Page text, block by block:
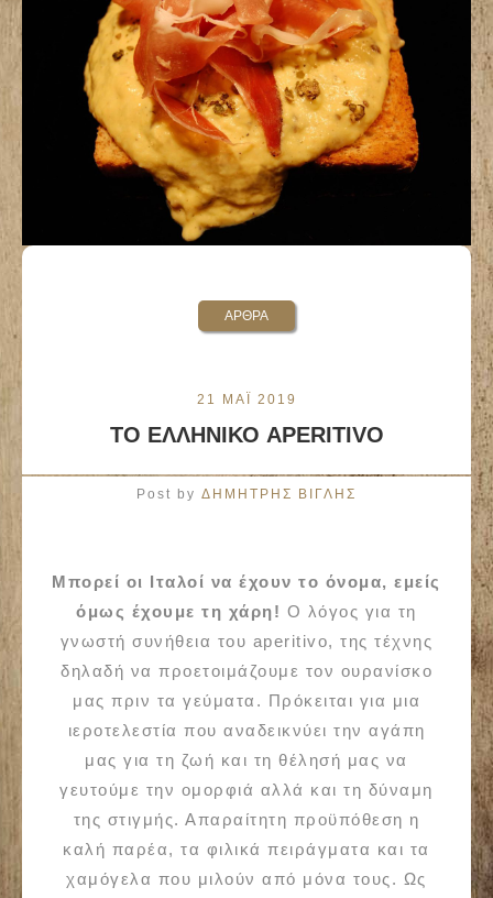
ΑΡΘΡΑ
21 ΜΑΪ 2019
ΤΟ ΕΛΛΗΝΙΚΟ APERITIVO
Post by ΔΗΜΗΤΡΗΣ ΒΙΓΛΗΣ
Μπορεί οι Ιταλοί να έχουν το όνομα, εμείς
όμως έχουμε τη χάρη! Ο λόγος για τη
γνωστή συνήθεια του aperitivo, της τέχνης
δηλαδή να προετοιμάζουμε τον ουρανίσκο
μας πριν τα γεύματα. Πρόκειται για μια
ιεροτελεστία που αναδεικνύει την αγάπη
μας για τη ζωή και τη θέλησή μας να
γευτούμε την ομορφιά αλλά και τη δύναμη
της στιγμής. Απαραίτητη προϋπόθεση η
καλή παρέα, τα φιλικά πειράγματα και τα
χαμόγελα που μιλούν από μόνα τους. Ως